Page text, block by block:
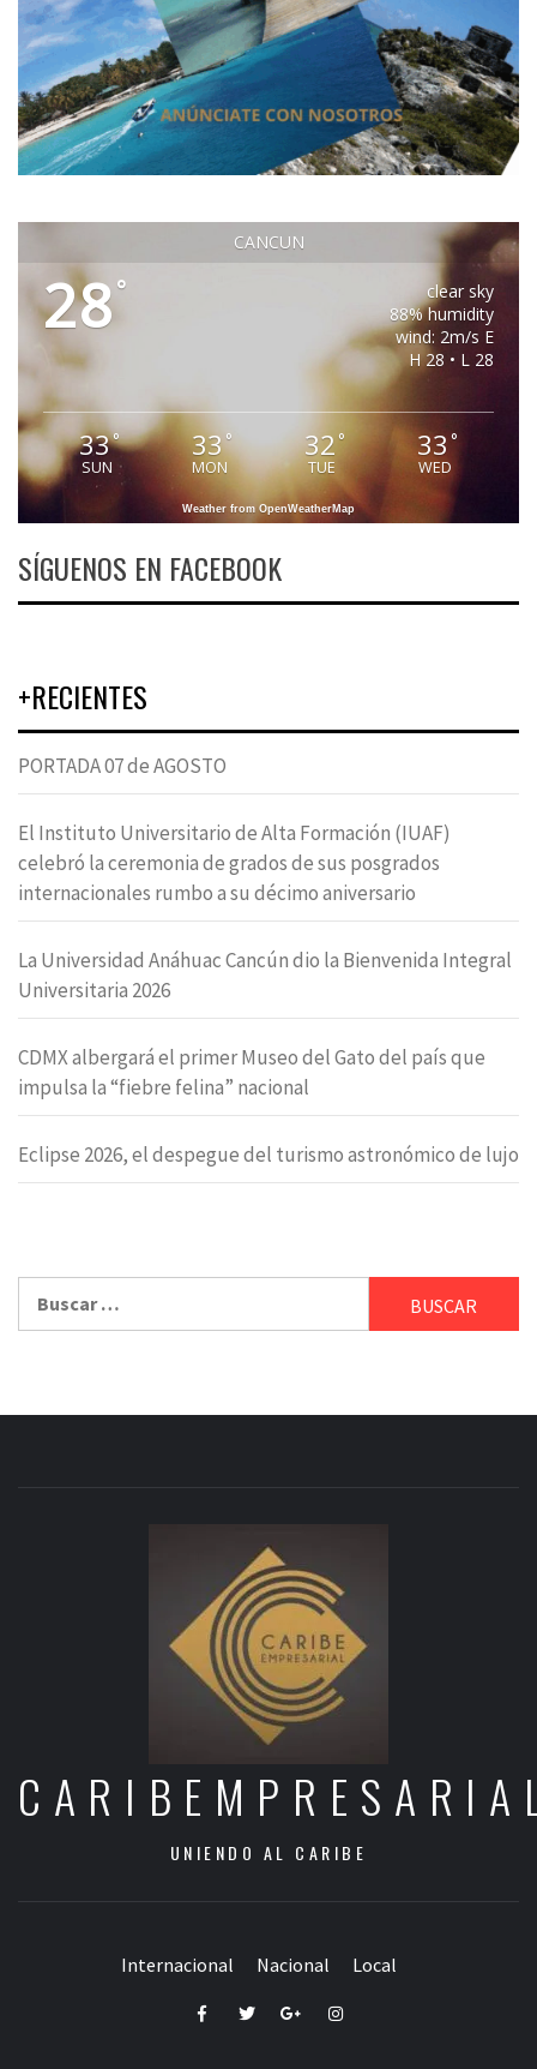
CANCUN
28°
clear sky
88% humidity
wind: 2m/s E
H 28 • L 28
33°
SUN
33°
MON
32°
TUE
33°
WED
Weather from OpenWeatherMap
SÍGUENOS EN FACEBOOK
+RECIENTES
PORTADA 07 de AGOSTO
El Instituto Universitario de Alta Formación (IUAF)
celebró la ceremonia de grados de sus posgrados
internacionales rumbo a su décimo aniversario
La Universidad Anáhuac Cancún dio la Bienvenida Integral
Universitaria 2026
CDMX albergará el primer Museo del Gato del país que
impulsa la “fiebre felina” nacional
Eclipse 2026, el despegue del turismo astronómico de lujo
UNIENDO AL CARIBE
Internacional Nacional Local
FacebookTwitterGoogle+Instagram